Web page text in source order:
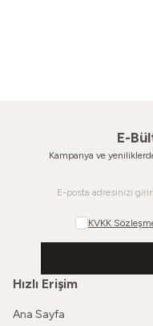
E-
Kampanya ve
KVKK
Hızlı Erişim
Ana Sayfa